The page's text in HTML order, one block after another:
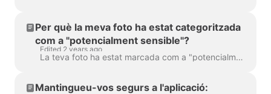
Per què la meva foto ha estat categoritzada
com a "potencialment sensible"?
Edited 2 years ago
La teva foto ha estat marcada com a "potencialment sensible" perquè el nostre AI revisa totes les fotos pujades. Si l'AI detecta qualsevol contingut q...
Mantingueu-vos segurs a l'aplicació: